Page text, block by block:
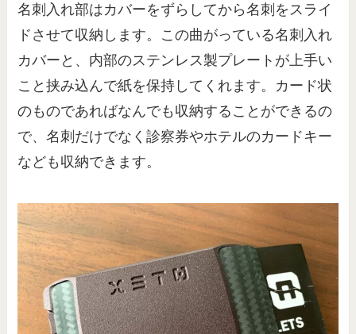
名刺入れ部はカバーをずらしてから名刺をスライ
ドさせて収納します。この曲がっている名刺入れ
カバーと、内部のステンレス製プレートが上手い
こと挟み込んで紙を保持してくれます。カード状
のものであればなんでも収納することができるの
で、名刺だけでなく診察券やホテルのカードキー
なども収納できます。